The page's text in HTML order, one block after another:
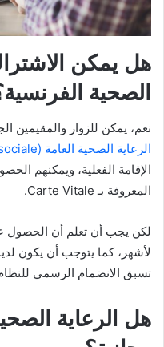
هل يمكن
الصحية
نعم، يمكن للزوار والمقيمين
الرعاية الصحية العامة (sécurité sociale)
الإقامة الفعلية، ويمكنهم
المعروفة بـ Carte Vitale.
لكن يجب أن تعلم أن الحصول
لأشهر، كما يتوجب أن يكون
تسبق الانضمام الرسمي
هل الرعاية